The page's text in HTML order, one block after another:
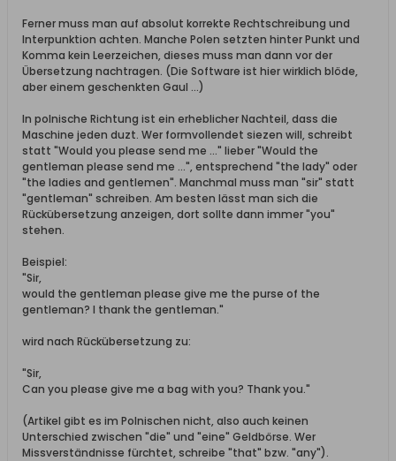
Ferner muss man auf absolut korrekte Rechtschreibung und
Interpunktion achten. Manche Polen setzten hinter Punkt und
Komma kein Leerzeichen, dieses muss man dann vor der
Übersetzung nachtragen. (Die Software ist hier wirklich blöde,
aber einem geschenkten Gaul ...)
In polnische Richtung ist ein erheblicher Nachteil, dass die
Maschine jeden duzt. Wer formvollendet siezen will, schreibt
statt "Would you please send me ..." lieber "Would the
gentleman please send me ...", entsprechend "the lady" oder
"the ladies and gentlemen". Manchmal muss man "sir" statt
"gentleman" schreiben. Am besten lässt man sich die
Rückübersetzung anzeigen, dort sollte dann immer "you"
stehen.
Beispiel:
"Sir,
would the gentleman please give me the purse of the
gentleman? I thank the gentleman."
wird nach Rückübersetzung zu:
"Sir,
Can you please give me a bag with you? Thank you."
(Artikel gibt es im Polnischen nicht, also auch keinen
Unterschied zwischen "die" und "eine" Geldbörse. Wer
Missverständnisse fürchtet, schreibe "that" bzw. "any").